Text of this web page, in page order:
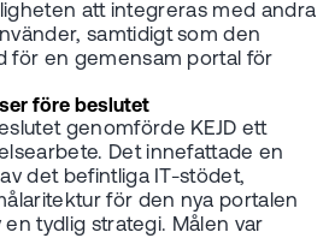
att integreras med andra
samtidigt som den
för en gemensam portal för
före beslutet
genomförde KEJD ett
Det innefattade en
det befintliga IT-stödet,
för den nya portalen
tydlig strategi. Målen var